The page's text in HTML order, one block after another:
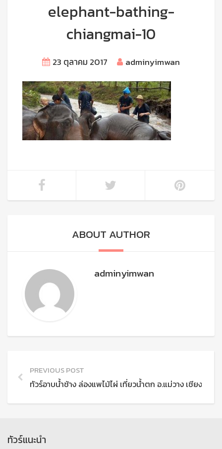
elephant-bathing-
chiangmai-10
23 ตุลาคม 2017 adminyimwan
ABOUT AUTHOR
adminyimwan
PREVIOUS POST
ทัวร์อาบน้ำช้าง ล่องแพไม้ไผ่ เที่ยวน้ำตก อ.แม่วาง เชียงใหม่
ทัวร์แนะนำ